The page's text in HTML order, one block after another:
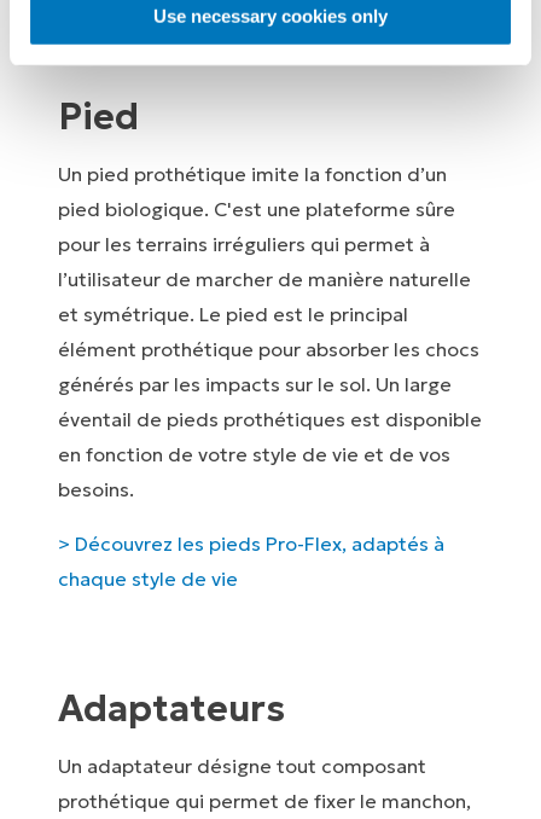
Use necessary cookies only
Pied
Un pied prothétique imite la fonction d’un
pied biologique. C'est une plateforme sûre
pour les terrains irréguliers qui permet à
l’utilisateur de marcher de manière naturelle
et symétrique. Le pied est le principal
élément prothétique pour absorber les chocs
générés par les impacts sur le sol. Un large
éventail de pieds prothétiques est disponible
en fonction de votre style de vie et de vos
besoins.
> Découvrez les pieds Pro-Flex, adaptés à
chaque style de vie
Adaptateurs
Un adaptateur désigne tout composant
prothétique qui permet de fixer le manchon,